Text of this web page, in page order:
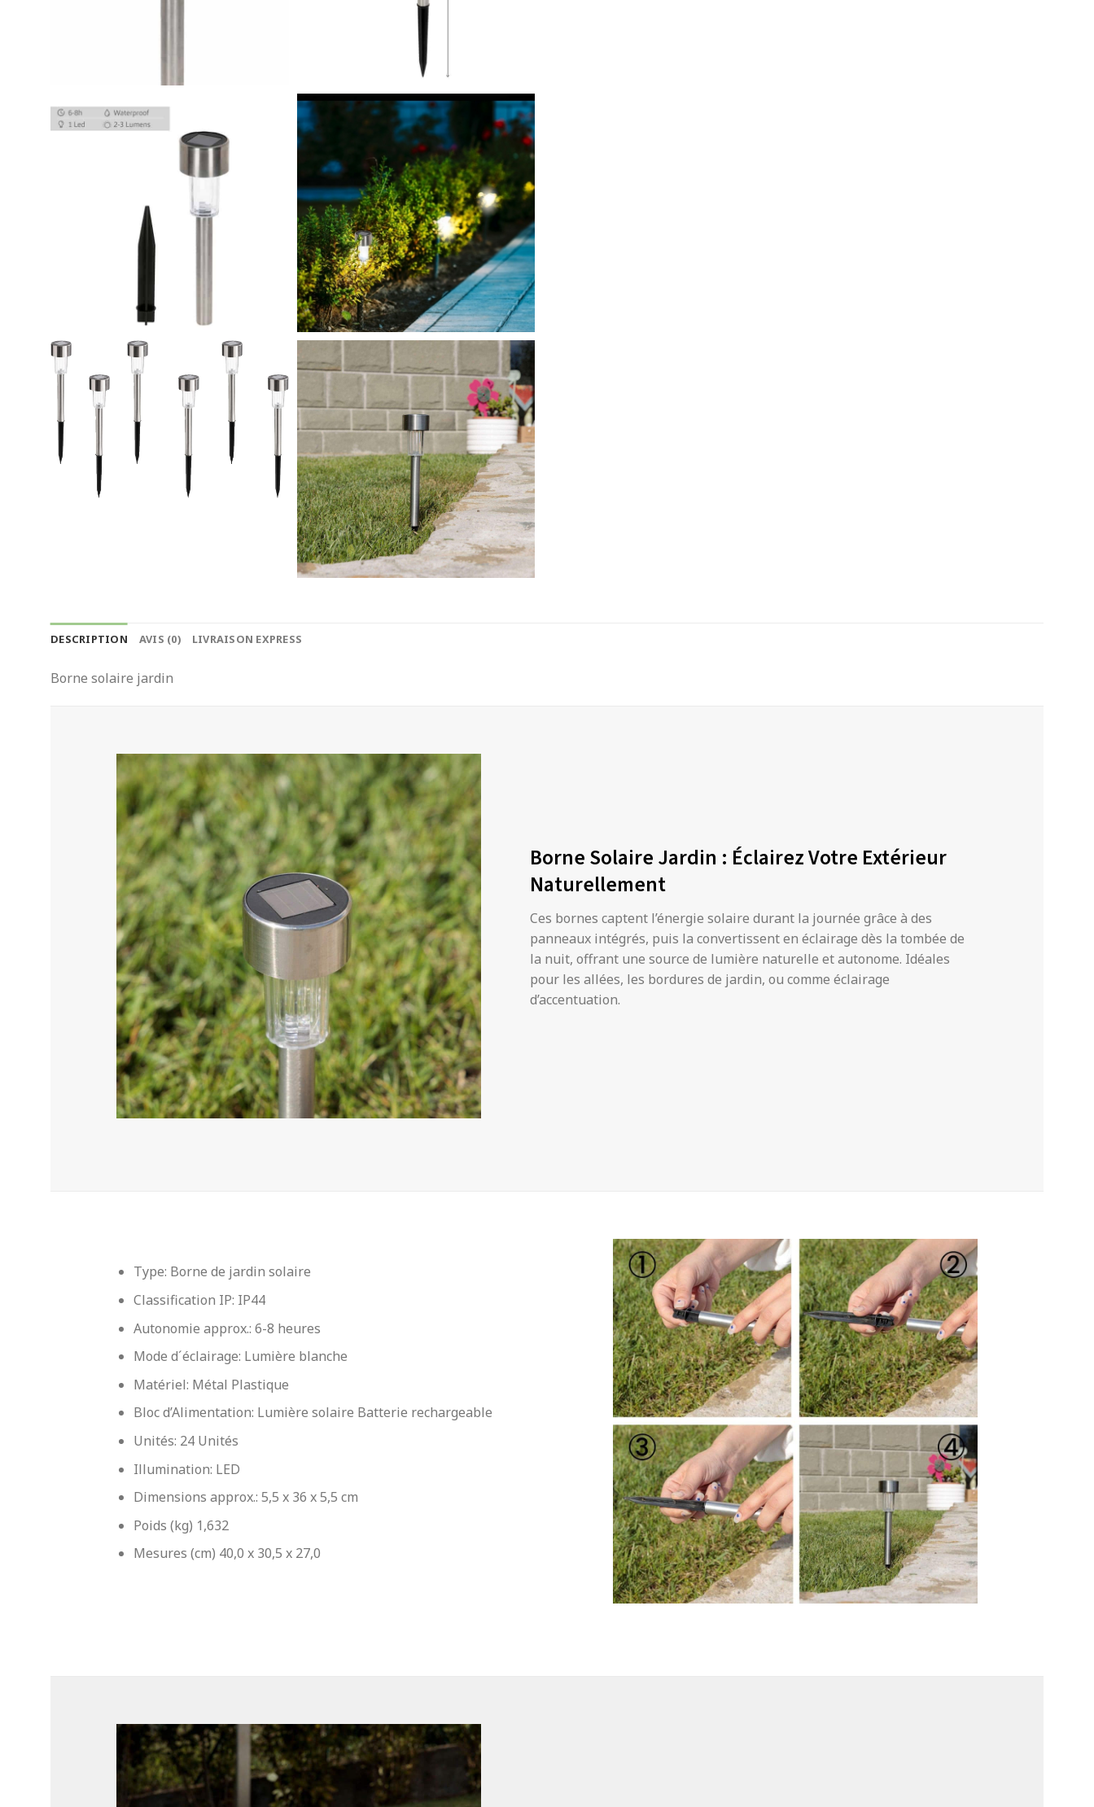
DESCRIPTION AVIS (0) LIVRAISON EXPRESS
Borne solaire jardin
Borne Solaire Jardin : Éclairez Votre Extérieur
Naturellement
Ces bornes captent l’énergie solaire durant la journée grâce à des
panneaux intégrés, puis la convertissent en éclairage dès la tombée de
la nuit, offrant une source de lumière naturelle et autonome. Idéales
pour les allées, les bordures de jardin, ou comme éclairage
d’accentuation.
Type: Borne de jardin solaire
Classification IP: IP44
Autonomie approx.: 6-8 heures
Mode d´éclairage: Lumière blanche
Matériel: Métal Plastique
Bloc d’Alimentation: Lumière solaire Batterie rechargeable
Unités: 24 Unités
Illumination: LED
Dimensions approx.: 5,5 x 36 x 5,5 cm
Poids (kg) 1,632
Mesures (cm) 40,0 x 30,5 x 27,0